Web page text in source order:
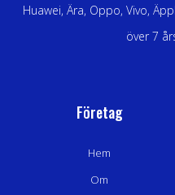
Huawei, Ära, Oppo, Vivo,
över 7
Företag
Hem
Om